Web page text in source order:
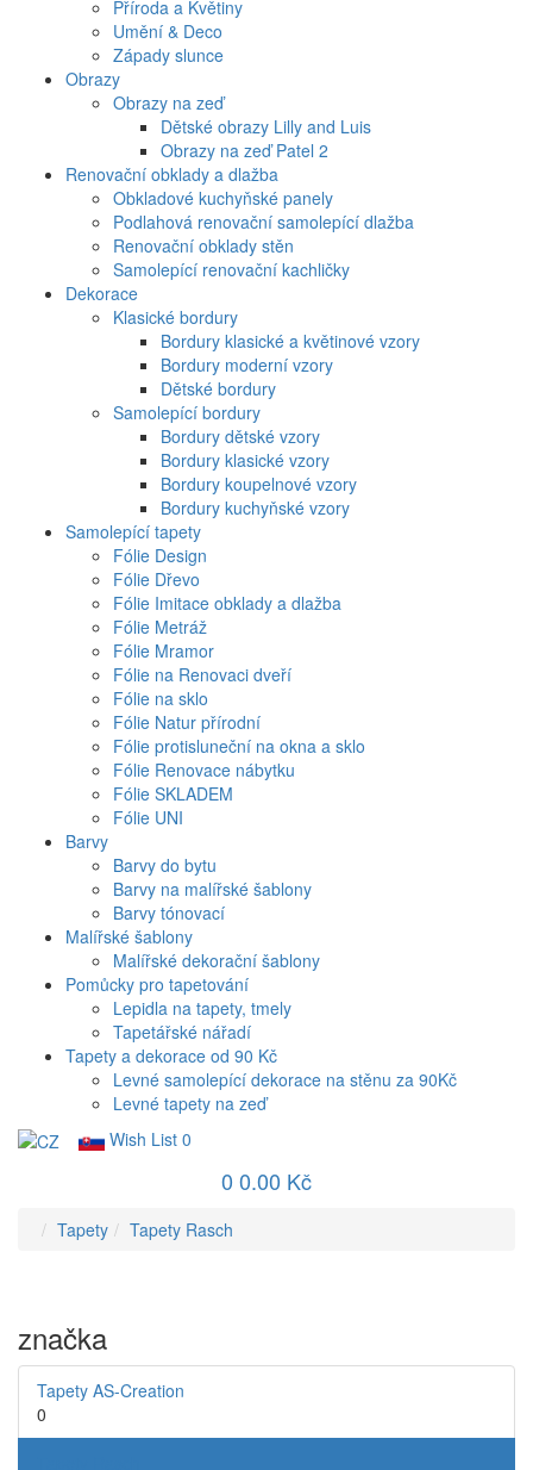
Příroda a Květiny
Umění & Deco
Západy slunce
Obrazy
Obrazy na zeď
Dětské obrazy Lilly and Luis
Obrazy na zeď Patel 2
Renovační obklady a dlažba
Obkladové kuchyňské panely
Podlahová renovační samolepící dlažba
Renovační obklady stěn
Samolepící renovační kachličky
Dekorace
Klasické bordury
Bordury klasické a květinové vzory
Bordury moderní vzory
Dětské bordury
Samolepící bordury
Bordury dětské vzory
Bordury klasické vzory
Bordury koupelnové vzory
Bordury kuchyňské vzory
Samolepící tapety
Fólie Design
Fólie Dřevo
Fólie Imitace obklady a dlažba
Fólie Metráž
Fólie Mramor
Fólie na Renovaci dveří
Fólie na sklo
Fólie Natur přírodní
Fólie protisluneční na okna a sklo
Fólie Renovace nábytku
Fólie SKLADEM
Fólie UNI
Barvy
Barvy do bytu
Barvy na malířské šablony
Barvy tónovací
Malířské šablony
Malířské dekorační šablony
Pomůcky pro tapetování
Lepidla na tapety, tmely
Tapetářské nářadí
Tapety a dekorace od 90 Kč
Levné samolepící dekorace na stěnu za 90Kč
Levné tapety na zeď
Wish List 0
0 0.00 Kč
Tapety Tapety Rasch
značka
Tapety AS-Creation
0